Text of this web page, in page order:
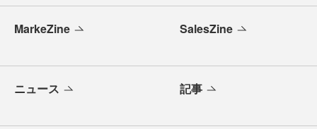
MarkeZine SalesZine
ニュース 記事